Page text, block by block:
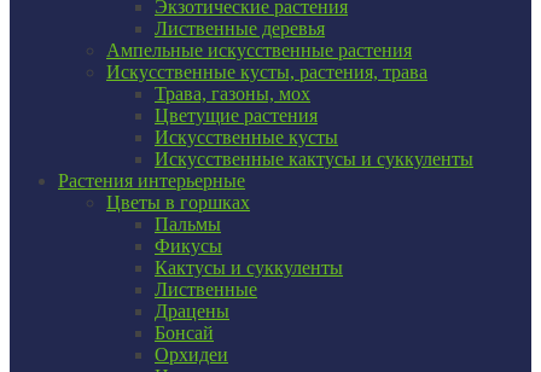
Экзотические растения
Лиственные деревья
Ампельные искусственные растения
Искусственные кусты, растения, трава
Трава, газоны, мох
Цветущие растения
Искусственные кусты
Искусственные кактусы и суккуленты
Растения интерьерные
Цветы в горшках
Пальмы
Фикусы
Кактусы и суккуленты
Лиственные
Драцены
Бонсай
Орхидеи